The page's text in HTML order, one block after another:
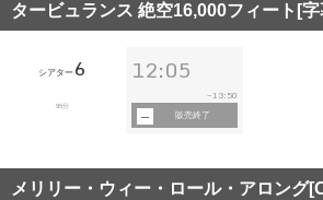
タービュランス 絶空16,000フィート[字
シアター 6
95分
12:05
~13:50
販売終了
メリリー・ウィー・ロール・アロング